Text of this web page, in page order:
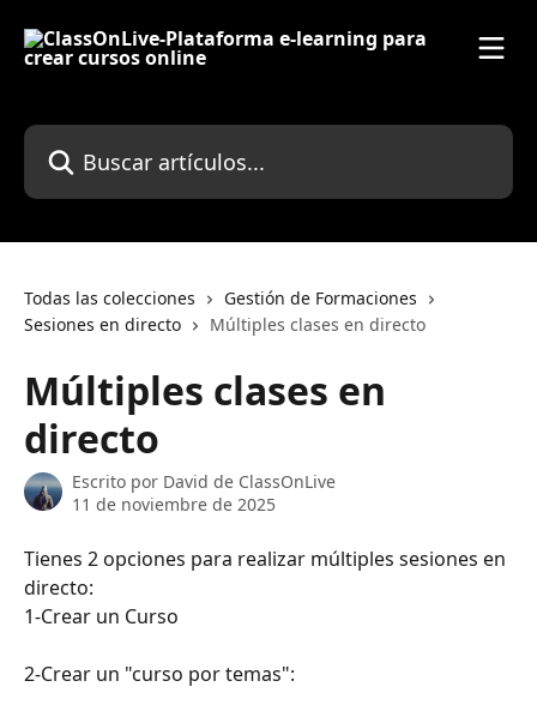
Buscar artículos...
Todas las colecciones
Gestión de Formaciones
Sesiones en directo
Múltiples clases en directo
Múltiples clases en
directo
Escrito por David de ClassOnLive
11 de noviembre de 2025
Tienes 2 opciones para realizar múltiples sesiones en
directo:
1-Crear un Curso
2-Crear un "curso por temas":